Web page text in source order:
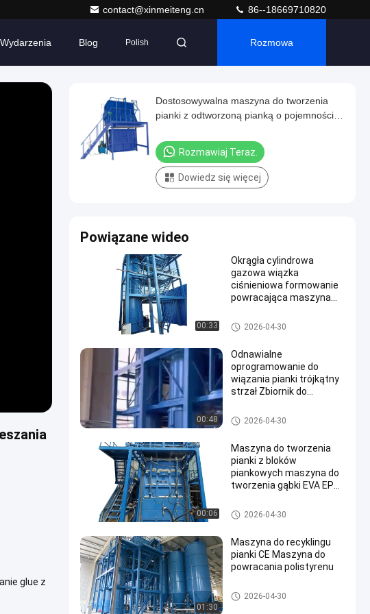
contact@xinmeiteng.cn 86--18669710820
Wydarzenia Blog Polish Rozmowa
glue z
Dostosowywalna maszyna do tworzenia
pianki z odtworzoną pianką o pojemności
recyklingu
Rozmawiaj Teraz.
Dowiedz się więcej
Powiązane wideo
00:33
Okrągła cylindrowa
gazowa wiązka
ciśnieniowa formowanie
powracająca maszyna
podwójny podwójny
czterokrotny pięciokrotny
jednocześnie ciągła linia
produkcyjna
Rebonded Maszyna do pianki
2026-04-30
00:48
Odnawialne
oprogramowanie do
wiązania pianki trójkątny
strzał Zbiornik do
Pełnoautomatyczne
wiązanie Siemnes i
parowej
Rebonded Maszyna do pianki
2026-04-30
00:06
Maszyna do tworzenia
pianki z bloków
piankowych maszyna do
tworzenia gąbki EVA EPE
Rebonded Maszyna do pianki
2026-04-30
01:30
Maszyna do recyklingu
pianki CE Maszyna do
powracania polistyrenu
Rebonded Maszyna do pianki
2026-04-30